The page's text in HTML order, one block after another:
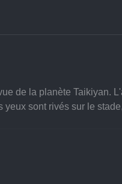
de la planète Taikiyan.
sont rivés sur le